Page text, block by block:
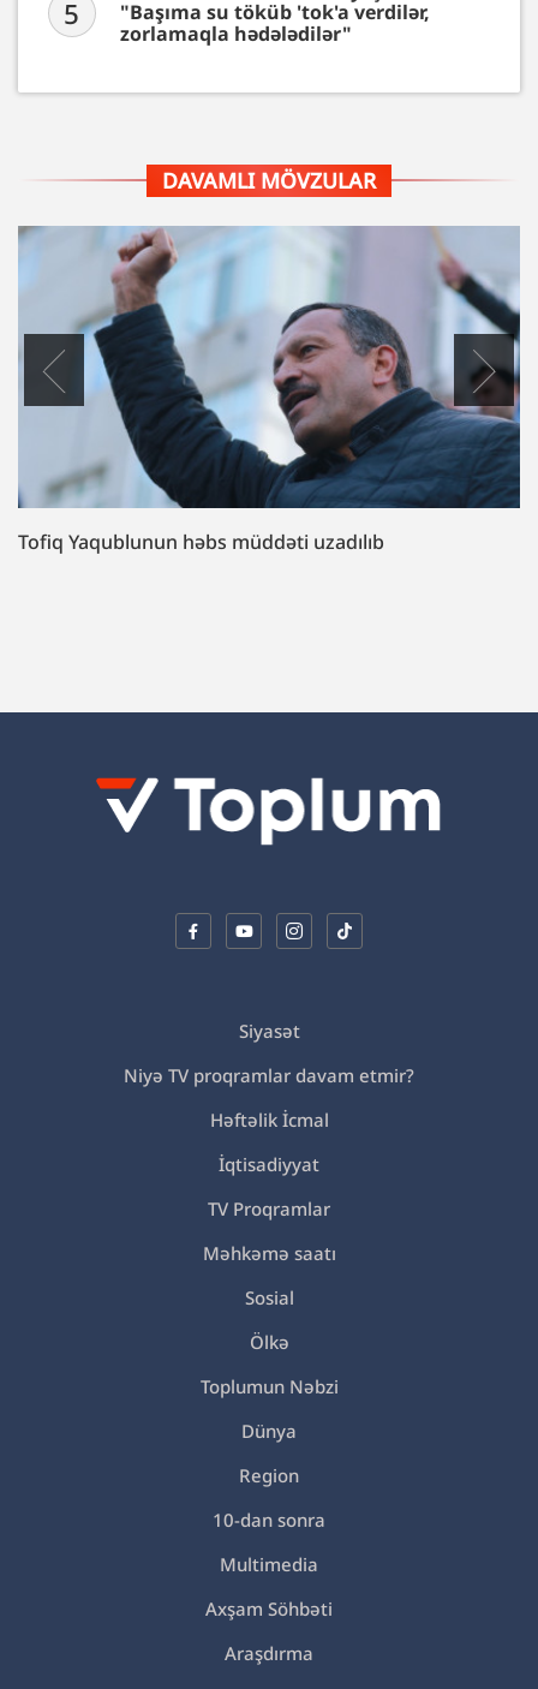
5
"Başıma su töküb 'tok'a verdilər,
zorlamaqla hədələdilər"
DAVAMLI MÖVZULAR
Tofiq Yaqublunun həbs müddəti uzadılıb
Siyasət
Niyə TV proqramlar davam etmir?
Həftəlik İcmal
İqtisadiyyat
TV Proqramlar
Məhkəmə saatı
Sosial
Ölkə
Toplumun Nəbzi
Dünya
Region
10-dan sonra
Multimedia
Axşam Söhbəti
Araşdırma